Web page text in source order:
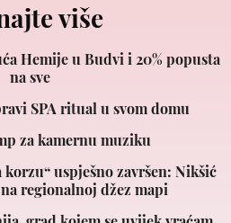
više
Hemije u Budvi i 20% popusta
na sve
SPA ritual u svom domu
za kamernu muziku
korzu“ uspješno završen: Nikšić
regionalnoj džez mapi